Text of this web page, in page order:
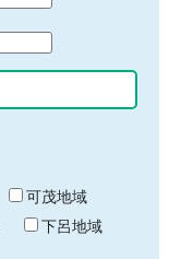
可茂地域
下呂地域